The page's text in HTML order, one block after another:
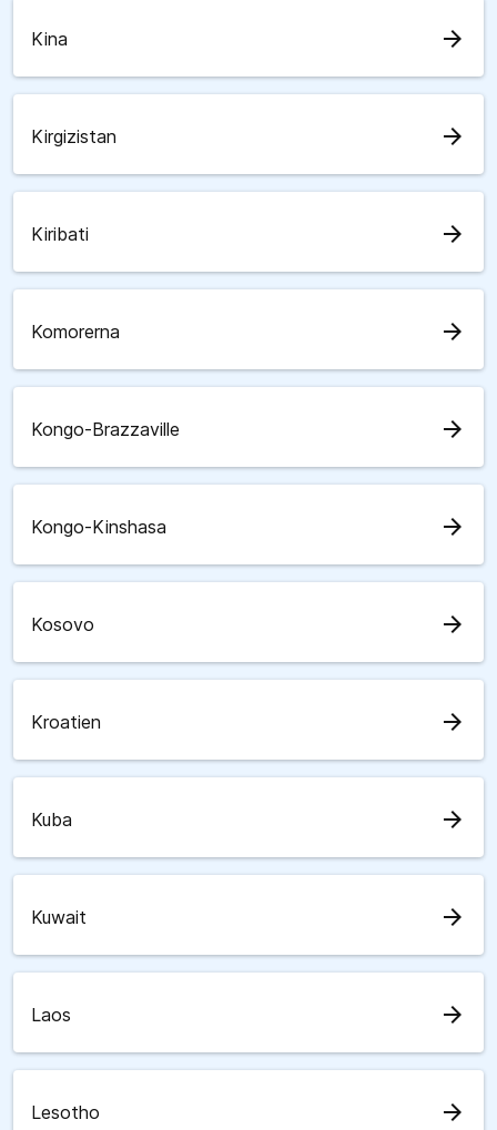
Kina arrow_forward
Kirgizistan arrow_forward
Kiribati arrow_forward
Komorerna arrow_forward
Kongo-Brazzaville arrow_forward
Kongo-Kinshasa arrow_forward
Kosovo arrow_forward
Kroatien arrow_forward
Kuba arrow_forward
Kuwait arrow_forward
Laos arrow_forward
Lesotho arrow_forward